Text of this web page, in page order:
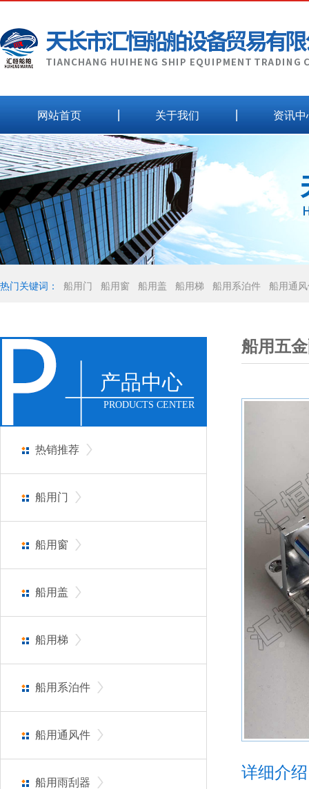
网站首页 关于我们 资讯中
热门关键词： 船用门 船用窗 船用盖 船用梯 船用系泊件 船用通
产品中心
PRODUCTS CENTER
热销推荐
船用门
船用窗
船用盖
船用梯
船用系泊件
船用通风件
船用雨刮器
船用五
详细介绍